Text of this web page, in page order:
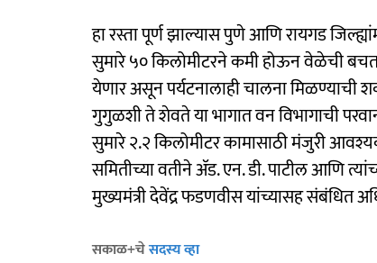
हा रस्ता पूर्ण झाल्यास पुणे आणि रायगड
सुमारे ५० किलोमीटरने कमी होऊन वेळेची बचत
येणार असून पर्यटनालाही चालना मिळण्याची
गुगुळशी ते शेवते या भागात वन विभागाची
सुमारे २.२ किलोमीटर कामासाठी मंजुरी
समितीच्या वतीने ॲड. एन. डी. पाटील आणि
मुख्यमंत्री देवेंद्र फडणवीस यांच्यासह संबंधित
सकाळ+चेसदस्य व्हा